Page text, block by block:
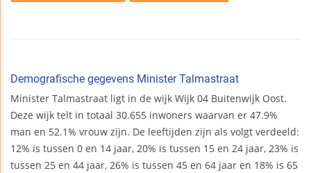
Demografische gegevens Minister Talmastraat
Minister Talmastraat ligt in de wijk Wijk 04 Buitenwijk Oost.
Deze wijk telt in totaal 30.655 inwoners waarvan er 47.9%
man en 52.1% vrouw zijn. De leeftijden zijn als volgt verdeeld:
12% is tussen 0 en 14 jaar, 20% is tussen 15 en 24 jaar, 23% is
tussen 25 en 44 jaar, 26% is tussen 45 en 64 jaar en 18% is 65